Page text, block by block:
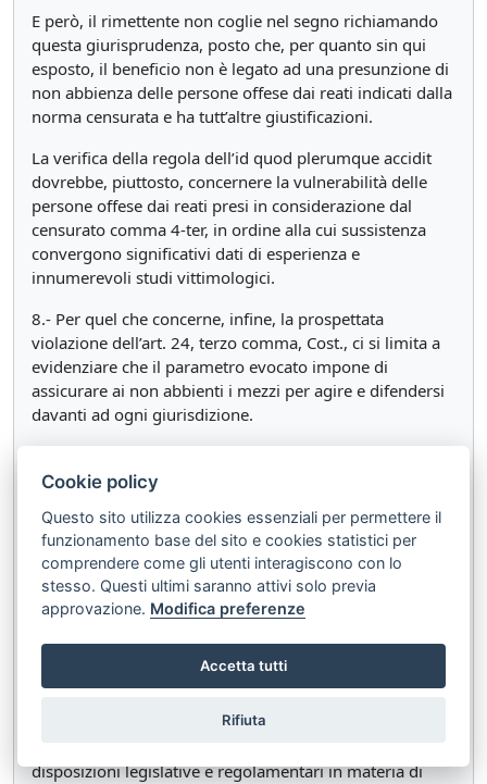
E però, il rimettente non coglie nel segno richiamando
questa giurisprudenza, posto che, per quanto sin qui
esposto, il beneficio non è legato ad una presunzione di
non abbienza delle persone offese dai reati indicati dalla
norma censurata e ha tutt’altre giustificazioni.
La verifica della regola dell’id quod plerumque accidit
dovrebbe, piuttosto, concernere la vulnerabilità delle
persone offese dai reati presi in considerazione dal
censurato comma 4-ter, in ordine alla cui sussistenza
convergono significativi dati di esperienza e
innumerevoli studi vittimologici.
8.- Per quel che concerne, infine, la prospettata
violazione dell’art. 24, terzo comma, Cost., ci si limita a
evidenziare che il parametro evocato impone di
assicurare ai non abbienti i mezzi per agire e difendersi
davanti ad ogni giurisdizione.
leggendovi una preclusione per il legislatore di
giustizia, pur in difetto della situazione di non abbienza,
a presidio di altri valori costituzionalmente rilevanti,
come quelli in esame.
per questi motivi
LA CORTE COSTITUZIONALE
costituzionale dell’art. 76, comma 4-ter, del d.P.R. 30
disposizioni legislative e regolamentari in materia di
Cookie policy
Questo sito utilizza cookies essenziali per permettere il
funzionamento base del sito e cookies statistici per
comprendere come gli utenti interagiscono con lo
stesso. Questi ultimi saranno attivi solo previa
approvazione. Modifica preferenze
Accetta tutti
Rifiuta